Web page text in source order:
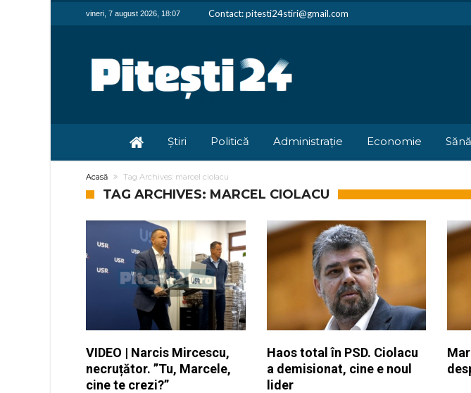
vineri, 7 august 2026, 18:07 Contact: pitesti24stiri@gmail.com
Știri Politică Administrație Economie
Acasă Tag Archives: marcel ciolacu
TAG ARCHIVES: MARCEL CIOLACU
VIDEO | Narcis Mircescu,
necruțător. ”Tu, Marcele,
cine te crezi?”
Haos total în PSD. Ciolacu
a demisionat, cine e noul
lider